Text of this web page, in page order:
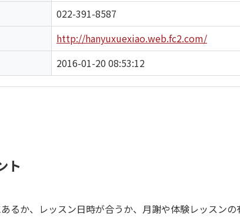
022-391-8587
http://hanyuxuexiao.web.fc2.com/
2016-01-20 08:53:12
ト
か、レッスン日時が合うか、月謝や体験レッスンの